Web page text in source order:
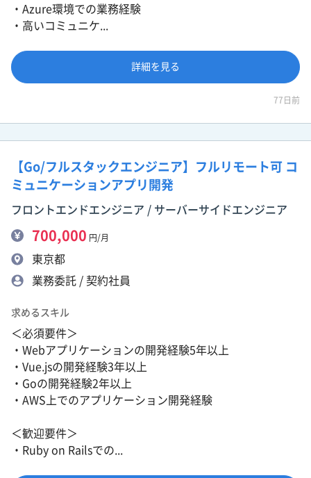
・Azure環境での業務経験
・高いコミュニケ...
詳細を見る
77日前
【Go/フルスタックエンジニア】フルリモート可 コ
ミュニケーションアプリ開発
フロントエンドエンジニア / サーバーサイドエンジニア
700,000 円/月
東京都
業務委託 / 契約社員
求めるスキル
＜必須要件＞
・Webアプリケーションの開発経験5年以上
・Vue.jsの開発経験3年以上
・Goの開発経験2年以上
・AWS上でのアプリケーション開発経験
＜歓迎要件＞
・Ruby on Railsでの...